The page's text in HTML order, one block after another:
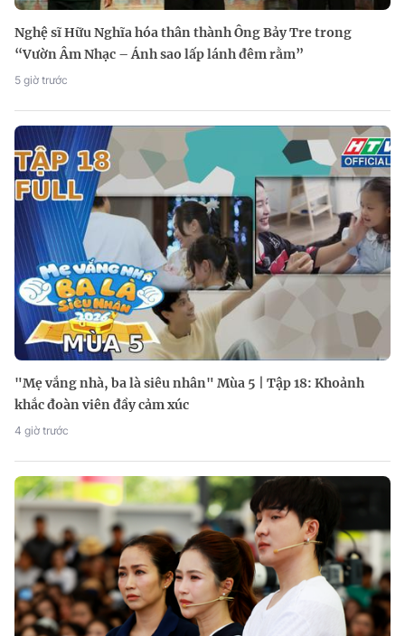
Nghệ sĩ Hữu Nghĩa hóa thân thành Ông Bảy Tre trong
“Vườn Âm Nhạc – Ánh sao lấp lánh đêm rằm”
5 giờ trước
"Mẹ vắng nhà, ba là siêu nhân" Mùa 5 | Tập 18: Khoảnh
khắc đoàn viên đầy cảm xúc
4 giờ trước